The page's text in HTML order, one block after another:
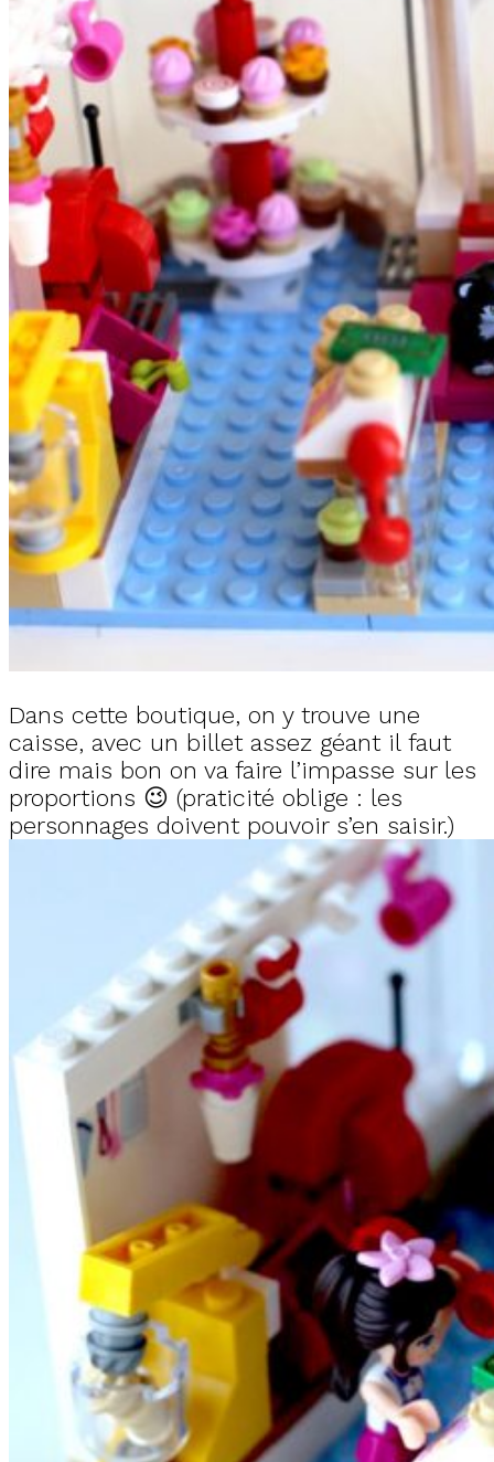
Dans cette boutique, on y trouve une
caisse, avec un billet assez géant il faut
dire mais bon on va faire l’impasse sur les
proportions 😉 (praticité oblige : les
personnages doivent pouvoir s’en saisir.)